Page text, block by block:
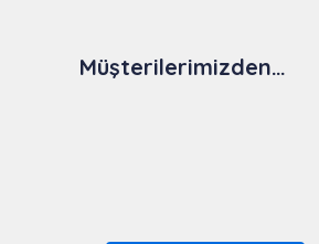
Müşterilerimizden…